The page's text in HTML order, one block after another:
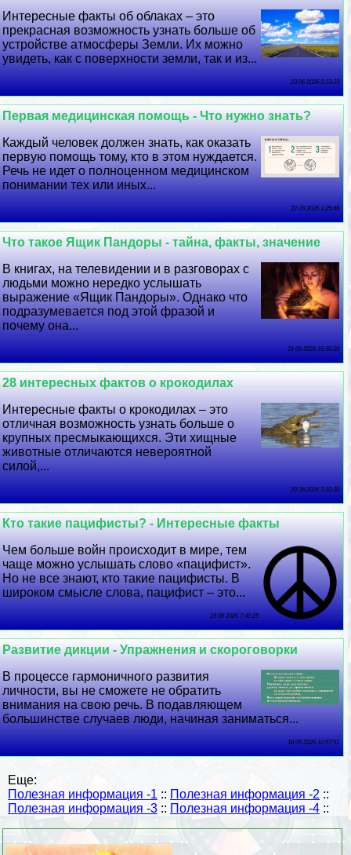
Интересные факты об облаках – это
прекрасная возможность узнать больше об
устройстве атмосферы Земли. Их можно
увидеть, как с поверхности земли, так и из...
23 06 2026 2:23:33
Первая медицинская помощь - Что нужно знать?
Каждый человек должен знать, как оказать
первую помощь тому, кто в этом нуждается.
Речь не идет о полноценном медицинском
понимании тех или иных...
22 06 2026 1:25:46
Что такое Ящик Пандоры - тайна, факты, значение
В книгах, на телевидении и в разговорах с
людьми можно нередко услышать
выражение «Ящик Пандоры». Однако что
подразумевается под этой фразой и
почему она...
21 06 2026 16:50:30
28 интересных фактов о крокодилах
Интересные факты о крокодилах – это
отличная возможность узнать больше о
крупных пресмыкающихся. Эти хищные
животные отличаются невероятной
силой,...
20 06 2026 3:10:30
Кто такие пацифисты? - Интересные факты
Чем больше войн происходит в мире, тем
чаще можно услышать слово «пацифист».
Но не все знают, кто такие пацифисты. В
широком смысле слова, пацифист – это...
19 06 2026 7:46:25
Развитие дикции - Упражнения и скороговорки
В процессе гармоничного развития
личности, вы не сможете не обратить
внимания на свою речь. В подавляющем
большинстве случаев люди, начиная заниматься...
18 06 2026 10:57:51
Еще:
Полезная информация -1 :: Полезная информация -2 ::
Полезная информация -3 :: Полезная информация -4 ::